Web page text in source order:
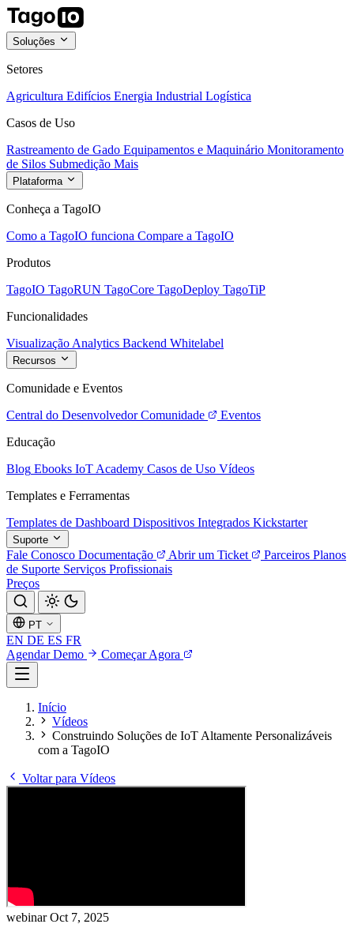
Soluções
Setores
Agricultura Edifícios Energia Industrial Logística
Casos de Uso
Rastreamento de Gado Equipamentos e Maquinário Monitoramento
de Silos Submedição Mais
Plataforma
Conheça a TagoIO
Como a TagoIO funciona Compare a TagoIO
Produtos
TagoIO TagoRUN TagoCore TagoDeploy TagoTiP
Funcionalidades
Visualização Analytics Backend Whitelabel
Recursos
Comunidade e Eventos
Central do Desenvolvedor Comunidade
Eventos
Educação
Blog Ebooks IoT Academy Casos de Uso Vídeos
Templates e Ferramentas
Templates de Dashboard Dispositivos Integrados Kickstarter
Suporte
Fale Conosco Documentação Abrir um Ticket Parceiros Planos
de Suporte Serviços Profissionais
Preços
PT
EN DE ES FR
Agendar Demo
Começar Agora
Início
Vídeos
Construindo Soluções de IoT Altamente Personalizáveis
com a TagoIO
Voltar para Vídeos
webinarOct 7, 2025